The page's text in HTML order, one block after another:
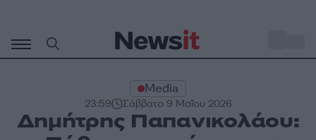
περιεχόμενο
Media
23:59 Σάββατο 9 Μαΐου 2026
Δημήτρης Παπανικολάου: